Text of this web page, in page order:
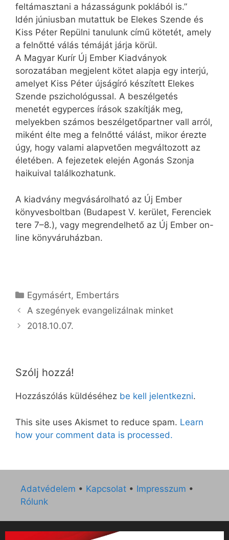
feltámasztani a házasságunk poklából is.”
Idén júniusban mutattuk be Elekes Szende és
Kiss Péter Repülni tanulunk című kötetét, amely
a felnőtté válás témáját járja körül.
A Magyar Kurír Új Ember Kiadványok
sorozatában megjelent kötet alapja egy interjú,
amelyet Kiss Péter újságíró készített Elekes
Szende pszichológussal. A beszélgetés
menetét egyperces írások szakítják meg,
melyekben számos beszélgetőpartner vall arról,
miként élte meg a felnőtté válást, mikor érezte
úgy, hogy valami alapvetően megváltozott az
életében. A fejezetek elején Agonás Szonja
haikuival találkozhatunk.
A kiadvány megvásárolható az Új Ember
könyvesboltban (Budapest V. kerület, Ferenciek
tere 7–8.), vagy megrendelhető az Új Ember on-
line könyváruházban.
Kategória
Egymásért, Embertárs
A szegények evangelizálnak minket
2018.10.07.
Szólj hozzá!
Hozzászólás küldéséhez be kell jelentkezni.
This site uses Akismet to reduce spam. Learn
how your comment data is processed.
Adatvédelem • Kapcsolat • Impresszum •
Rólunk